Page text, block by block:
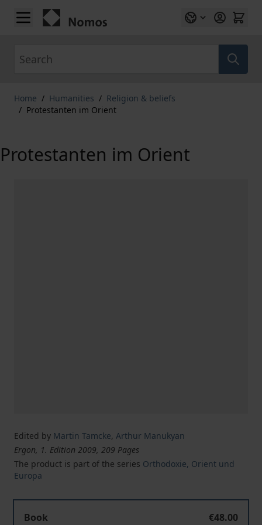
Skip to Content
Home / Humanities / Religion & beliefs
/ Protestanten im Orient
Protestanten im Orient
Edited by Martin Tamcke, Arthur Manukyan
Ergon, 1. Edition 2009, 209 Pages
The product is part of the series Orthodoxie, Orient und
Europa
Book
€48.00